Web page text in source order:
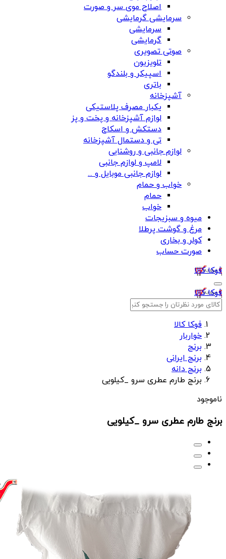
اصلاح موی سر و صورت
سرمایشی گرمایشی
سرمایشی
گرمایشی
صوتی تصویری
تلویزیون
اسپیکر و بلندگو
باتری
آشپزخانه
یکبار مصرف پلاستیکی
لوازم آشپزخانه و پخت و پز
دستکش و اسکاج
تی و دستمال آشپزخانه
لوازم جانبی و روشنایی
لامپ و لوازم جانبی
لوازم جانبی موبایل و ...
خواب و حمام
حمام
خواب
میوه و سبزیجات
مرغ و گوشت پرطلا
کولر و بخاری
صورت حساب
فوکا کالا
فوکا کالا
فوکا کالا
خواربار
برنج
برنج ایرانی
برنج دانه
برنج طارم عطری سرو _کیلویی
ناموجود
برنج طارم عطری سرو _کیلویی